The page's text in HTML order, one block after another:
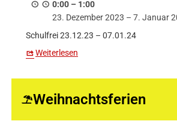
0:00 – 1:00
23. Dezember 2023 – 7. Januar
Schulfrei 23.12.23 – 07.01.24
Weiterlesen
Weihnachtsferien